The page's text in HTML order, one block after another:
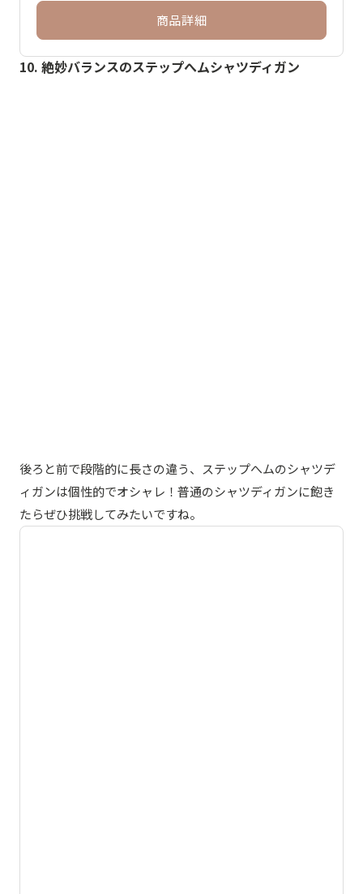
商品詳細
10. 絶妙バランスのステップへムシャツディガン
後ろと前で段階的に長さの違う、ステップへムのシャツデ
ィガンは個性的でオシャレ！普通のシャツディガンに飽き
たらぜひ挑戦してみたいですね。